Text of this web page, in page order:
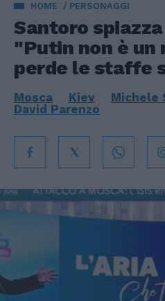
HOME PERSONAGGI
Santoro
"Putin non è un
perde le staffe
Mosca Kiev
Michele
David Parenzo